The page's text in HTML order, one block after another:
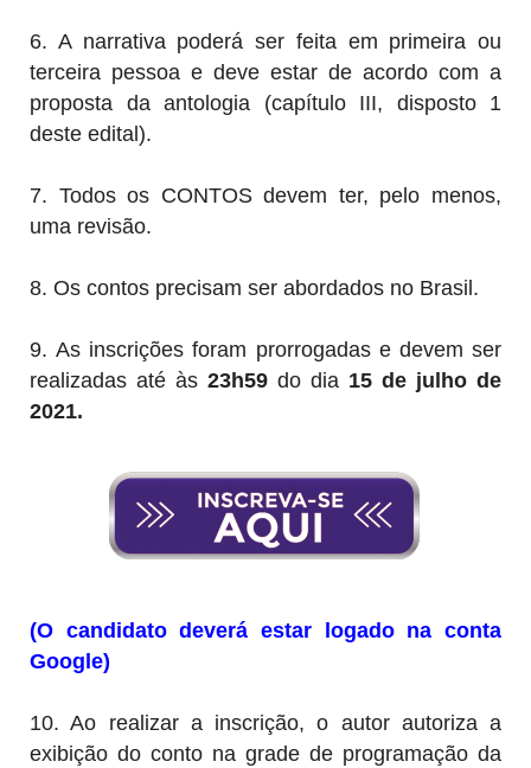
6. A narrativa poderá ser feita em primeira ou
terceira pessoa e deve estar de acordo com a
proposta da antologia (capítulo III, disposto 1
deste edital).
7. Todos os CONTOS devem ter, pelo menos,
uma revisão.
8. Os contos precisam ser abordados no Brasil.
9.As inscrições foram prorrogadas e devem ser
realizadas até às 23h59 do dia 15 de julho de
2021.
(O candidato deverá estar logado na conta
Google)
10. Ao realizar a inscrição, o autor autoriza a
exibição do conto na grade de programação da